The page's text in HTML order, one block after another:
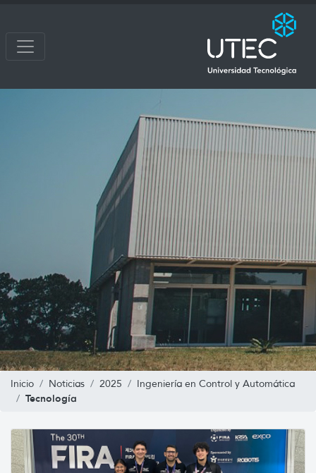
Inicio Noticias 2025 Ingeniería en Control y Automática
Tecnología